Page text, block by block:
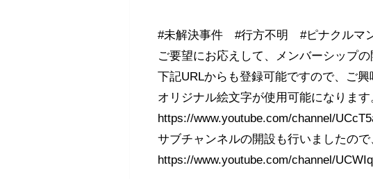
#未解決事件 #行方不明 #ピナクルマ
ご要望にお応えして、メンバーシップの
下記URLからも登録可能ですので、ご
オリジナル絵文字が使用可能になります
https://www.youtube.com/channel/
サブチャンネルの開設も行いましたの
https://www.youtube.com/channel/